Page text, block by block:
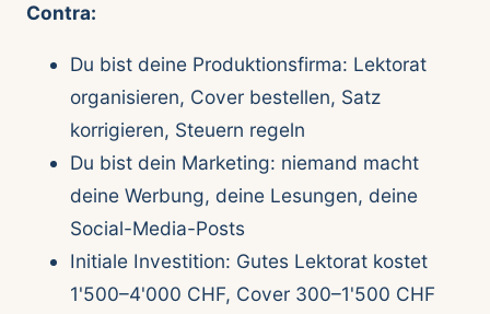
Contra:
Du bist deine Produktionsfirma: Lektorat
organisieren, Cover bestellen, Satz
korrigieren, Steuern regeln
Du bist dein Marketing: niemand macht
deine Werbung, deine Lesungen, deine
Social-Media-Posts
Initiale Investition: Gutes Lektorat kostet
1'500–4'000 CHF, Cover 300–1'500 CHF